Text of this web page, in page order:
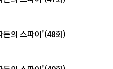
든의 스파이'(48회)